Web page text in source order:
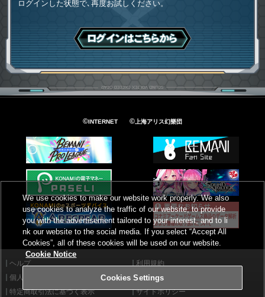
ログインした状態で､再度お試しください。
ログインはこちら
©INTERNET ©上海アリス幻樂団
ヘルプ
利用規約
個人情報等保護方針
外部送信について
特定商取引法に基づく表示
サイトポリシー
We use cookies to make our website work properly. We also
use cookies to analyze the traffic of our website, to provide
you with the advertisement tailored to your interest, and to li
nk our website to the social media. If you select “Accept All
Cookies”, all of these cookies will be used on our website.
Cookie Notice
Cookies Settings